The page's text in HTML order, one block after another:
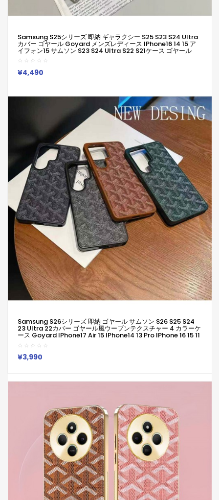
Samsung S25シリーズ 即納 ギャラクシー S25 S23 S24 Ultra
カバー ゴヤール Goyard メンズレディース IPhone16 14 15 ア
イフォン15 サムソン S23 S24 Ultra S22 S21ケース ゴヤール
Goyard IPhone16 14 Pro IPhone 15 IPhone SE 第3世代
IPhone16 Plus スマホケース アイホン14 15 16プロマックスケー
ス 新作 芸能人愛用
¥4,490
Samsung S26シリーズ 即納 ゴヤール サムソン S26 S25 S24
23 Ultra 22カバー ゴヤール風ウーブンテクスチャー 4 カラーケ
ース Goyard IPhone17 Air 15 IPhone14 13 Pro IPhone 16 15 11
Pro 8 SE ケースゴヤール ギャラクシーs26 S24 S25 Ultra Plus
S22 S23ケース Goyard アイフォン17 15 14 Plus 13 12 Pro Max
11 Pro XR XS スマホケース
¥3,990